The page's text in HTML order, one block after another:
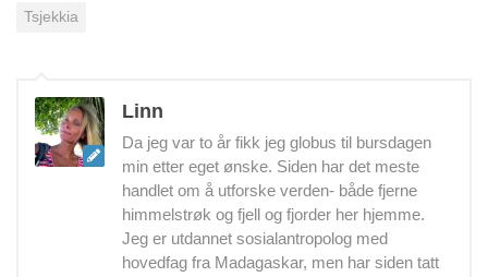
Tsjekkia
Linn
Da jeg var to år fikk jeg globus til bursdagen
min etter eget ønske. Siden har det meste
handlet om å utforske verden- både fjerne
himmelstrøk og fjell og fjorder her hjemme.
Jeg er utdannet sosialantropolog med
hovedfag fra Madagaskar, men har siden tatt